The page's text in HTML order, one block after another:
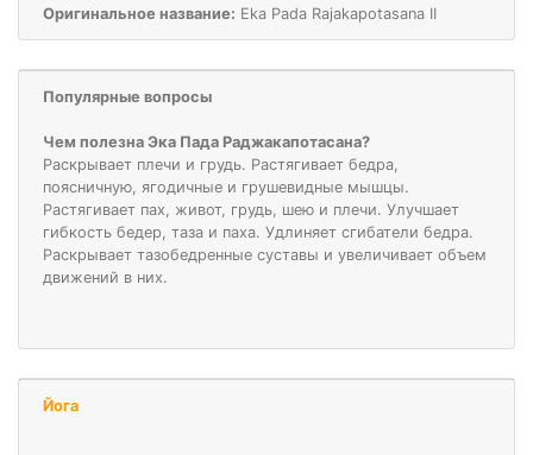
Оригинальное название: Eka Pada Rajakapotasana II
Популярные вопросы
Чем полезна Эка Пада Раджакапотасана?
Раскрывает плечи и грудь. Растягивает бедра,
поясничную, ягодичные и грушевидные мышцы.
Растягивает пах, живот, грудь, шею и плечи. Улучшает
гибкость бедер, таза и паха. Удлиняет сгибатели бедра.
Раскрывает тазобедренные суставы и увеличивает объем
движений в них.
Йога